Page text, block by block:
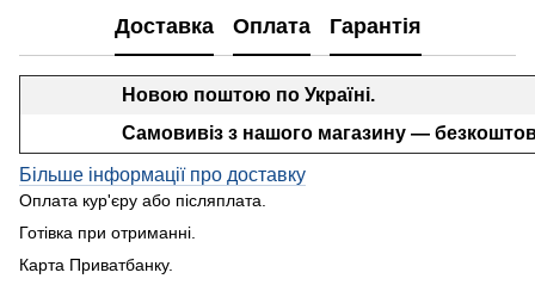
Доставка Оплата Гарантія
Новою поштою по Україні.
Самовивіз з нашого магазину —
Більше інформації про доставку
Оплата кур'єру або післяплата.
Готівка при отриманні.
Карта Приватбанку.